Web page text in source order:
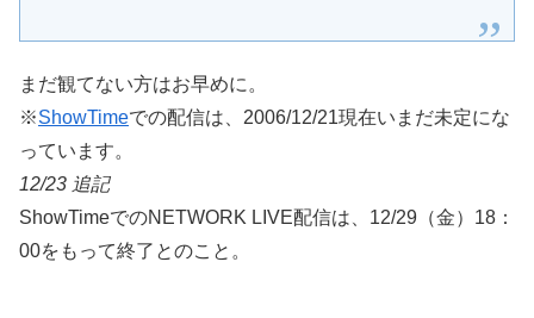
まだ観てない方はお早めに。
※ShowTimeでの配信は、2006/12/21現在いまだ未定にな
っています。
12/23 追記
ShowTimeでのNETWORK LIVE配信は、12/29（金）18：
00をもって終了とのこと。